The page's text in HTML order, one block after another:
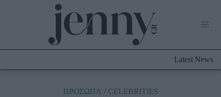
Culture
Latest News
ΠΡΟΣΩΠΑ CELEBRITIES